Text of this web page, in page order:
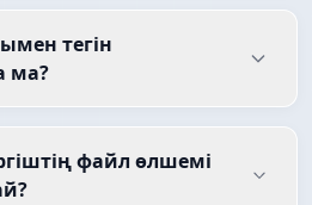
тегін
ма?
файл өлшемі